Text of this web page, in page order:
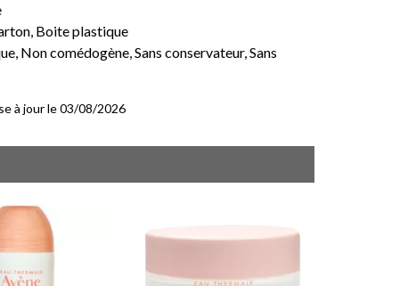
Boite plastique
Non comédogène, Sans conservateur, Sans
à jour le 03/08/2026